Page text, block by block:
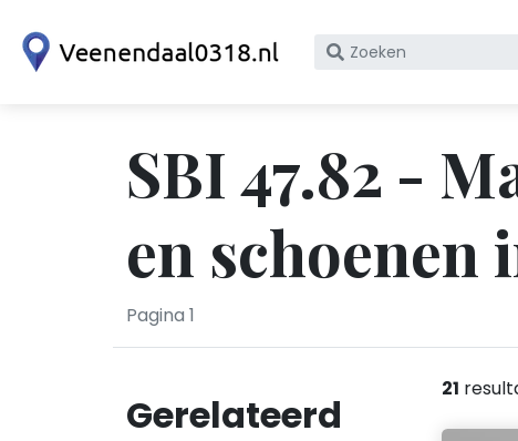
Zoek
KvK
nummer
SBI 47.82 -
en schoenen
Pagina 1
Gerelateerd
21